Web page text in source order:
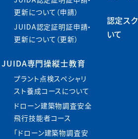
更新について（申請）
JUIDA認定証明証申請・
更新について（更新）
JUIDA専門操縦士教育
プラント点検スペシャリ
スト養成コースについて
ドローン建築物調査安全
飛行技能者コース
「ドローン建築物調査安
認定ス
いて